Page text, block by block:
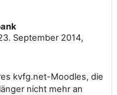
September 2014,
kvfg.net-Moodles, die
nicht mehr an